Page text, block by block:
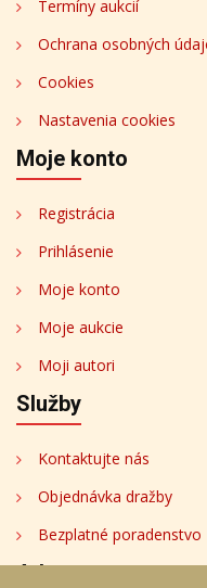
Termíny aukcií
Ochrana osobných
Cookies
Nastavenia cookies
Moje konto
Registrácia
Prihlásenie
Moje konto
Moje aukcie
Moji autori
Služby
Kontaktujte nás
Objednávka dražby
Bezplatné poradenstvo
Adresa